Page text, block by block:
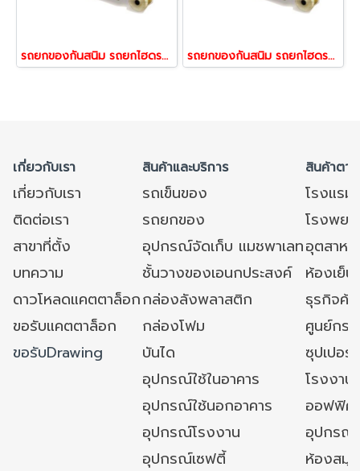
รถยกของกันสนิม รถยกไฮดรอลิคสแตนเลส2ตันงาแคบ รถยกของกันสนิม รถยกไฮดรอลิคสแตนเลส2ตันงากว้าง Happy Move 53212
เกี่ยวกับเรา สินค้าและบริการ สินค้าตา
เกี่ยวกับเรา รถเข็นของ
โรงแร
ติดต่อเรา
รถยกของ
โรงพย
สาขาที่ตั้ง
อุปกรณ์จัดเก็บ แมชพาเลทอุตสาหก
บทความ
ชั้นวางของเอนกประสงค์
ห้องเย็
ดาวโหลดแคตตาล็อกกล่องลังพลาสติก
ธุรกิจค้
ขอรับแคตตาล็อก
กล่องโฟม
ศูนย์กร
ขอรับDrawing
บันได
ซุปเปอ
อุปกรณ์ใช้ในอาคาร
โรงงา
อุปกรณ์ใช้นอกอาคาร
ออฟฟิศ/
อุปกรณ์โรงงาน
อุปกรณ์
อุปกรณ์เซฟตี้
ห้องสมุ